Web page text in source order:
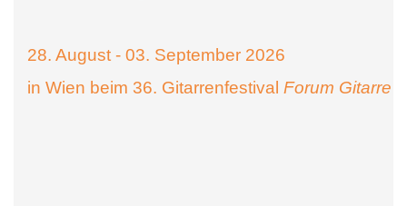
28. August - 03. September 2026
in Wien beim 36. Gitarrenfestival Forum Gitarre